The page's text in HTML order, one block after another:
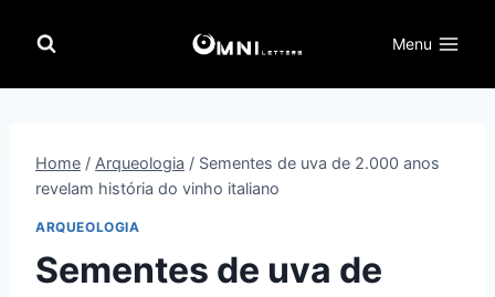
para
Menu
Home / Arqueologia / Sementes de uva de 2.000 anos
revelam história do vinho italiano
ARQUEOLOGIA
Sementes de uva de